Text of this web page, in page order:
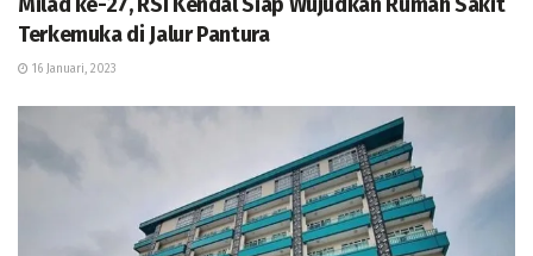
Terkemuka di Jalur Pantura
16 Januari, 2023